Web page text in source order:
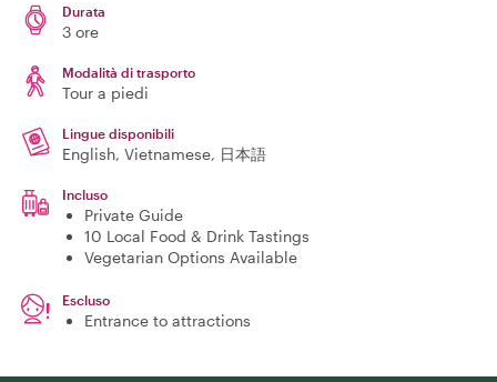
Durata
3 ore
Modalità di trasporto
Tour a piedi
Lingue disponibili
English, Vietnamese, 日本語
Incluso
Private Guide
10 Local Food & Drink Tastings
Vegetarian Options Available
Escluso
Entrance to attractions